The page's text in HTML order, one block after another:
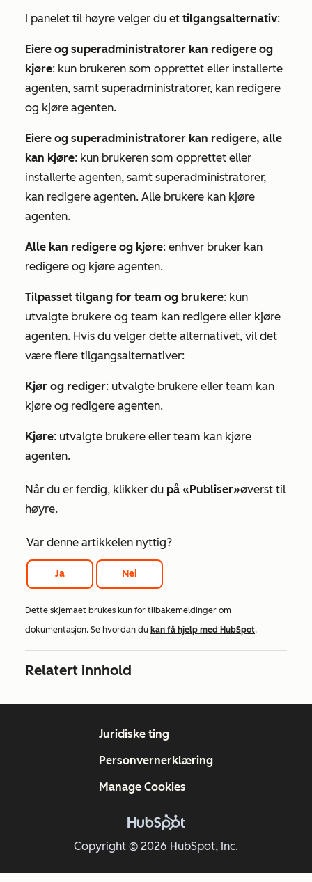
I panelet til høyre velger du et tilgangsalternativ:
Eiere og superadministratorer kan redigere og
kjøre: kun brukeren som opprettet eller installerte
agenten, samt superadministratorer, kan redigere
og kjøre agenten.
Eiere og superadministratorer kan redigere, alle
kan kjøre: kun brukeren som opprettet eller
installerte agenten, samt superadministratorer,
kan redigere agenten. Alle brukere kan kjøre
agenten.
Alle kan redigere og kjøre: enhver bruker kan
redigere og kjøre agenten.
Tilpasset tilgang for team og brukere: kun
utvalgte brukere og team kan redigere eller kjøre
agenten. Hvis du velger dette alternativet, vil det
være flere tilgangsalternativer:
Kjør og rediger: utvalgte brukere eller team kan
kjøre og redigere agenten.
Kjøre: utvalgte brukere eller team kan kjøre
agenten.
Når du er ferdig, klikker du på «Publiser»øverst til
høyre.
Var denne artikkelen nyttig?
Ja Nei
Dette skjemaet brukes kun for tilbakemeldinger om
dokumentasjon. Se hvordan du kan få hjelp med HubSpot.
Relatert innhold
Copyright © 2026 HubSpot, Inc.
Juridiske ting
Personvernerklæring
Manage Cookies